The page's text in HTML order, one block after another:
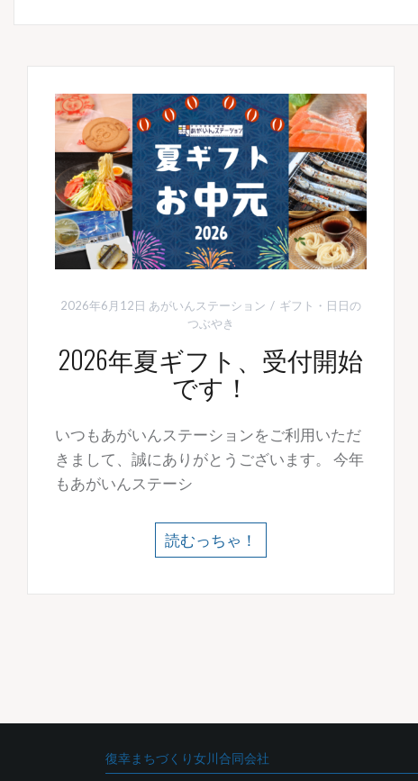
2026年6月12日 あがいんステーション ギフト ・ 日日の
つぶやき
2026年夏ギフト、受付開始
です！
いつもあがいんステーションをご利用いただ
きまして、誠にありがとうございます。 今年
もあがいんステーシ
読むっちゃ！
復幸まちづくり女川合同会社